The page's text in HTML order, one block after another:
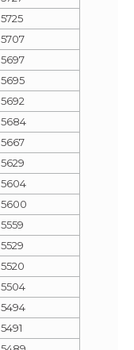
5725
5707
5697
5695
5692
5684
5667
5629
5604
5600
5559
5529
5520
5504
5494
5491